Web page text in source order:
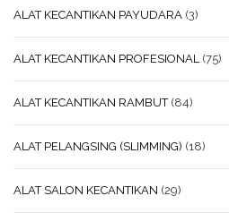
ALAT KECANTIKAN PAYUDARA (3)
ALAT KECANTIKAN PROFESIONAL (75)
ALAT KECANTIKAN RAMBUT (84)
ALAT PELANGSING (SLIMMING) (18)
ALAT SALON KECANTIKAN (29)